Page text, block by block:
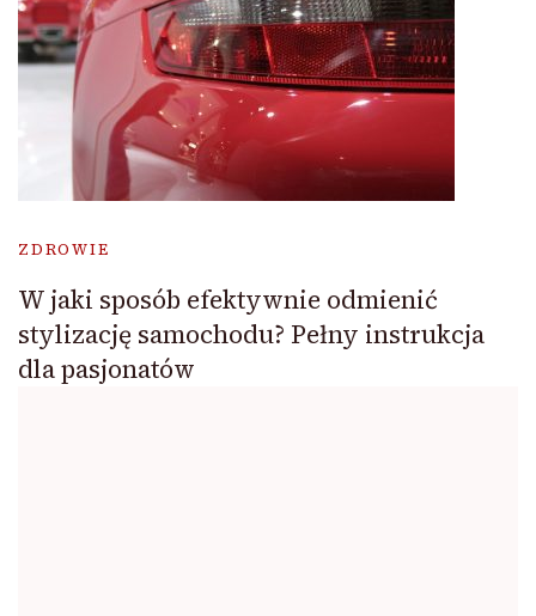
ZDROWIE
W jaki sposób efektywnie odmienić
stylizację samochodu? Pełny instrukcja
dla pasjonatów